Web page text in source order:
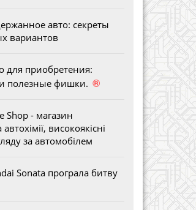
авто: секреты
вариантов
для приобретения:
полезные фишки. ®
Shop - магазин
високоякісні
за автомобілем
Sonata програла битву